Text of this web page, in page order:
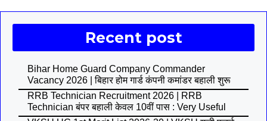
Recent post
Bihar Home Guard Company Commander
Vacancy 2026 | बिहार होम गार्ड कंपनी कमांडर बहाली शुरू
RRB Technician Recruitment 2026 | RRB
Technician बंपर बहाली केवल 10वीं पास : Very Useful